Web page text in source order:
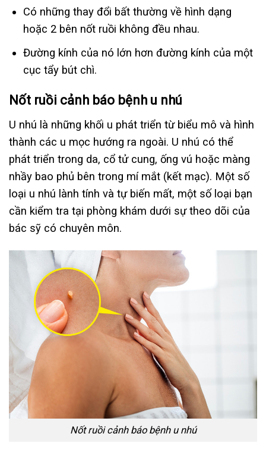
Có những thay đổi bất thường về hình dạng
hoặc 2 bên nốt ruồi không đều nhau.
Đường kính của nó lớn hơn đường kính của một
cục tẩy bút chì.
Nốt ruồi cảnh báo bệnh u nhú
U nhú là những khối u phát triển từ biểu mô và hình
thành các u mọc hướng ra ngoài. U nhú có thể
phát triển trong da, cổ tử cung, ống vú hoặc màng
nhầy bao phủ bên trong mí mắt (kết mạc). Một số
loại u nhú lành tính và tự biến mất, một số loại bạn
cần kiểm tra tại phòng khám dưới sự theo dõi của
bác sỹ có chuyên môn.
Nốt ruồi cảnh báo bệnh u nhú